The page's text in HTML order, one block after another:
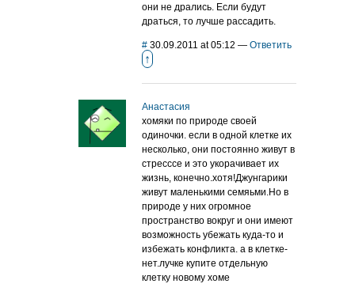
они не дрались. Если будут
драться, то лучше рассадить.
# 30.09.2011 at 05:12 — Ответить
↑
Анастасия
хомяки по природе своей
одиночки. если в одной клетке их
несколько, они постоянно живут в
стресссе и это укорачивает их
жизнь, конечно.хотя!Джунгарики
живут маленькими семяьми.Но в
природе у них огромное
пространство вокруг и они имеют
возможность убежать куда-то и
избежать конфликта. а в клетке-
нет.лучке купите отдельную
клетку новому хоме